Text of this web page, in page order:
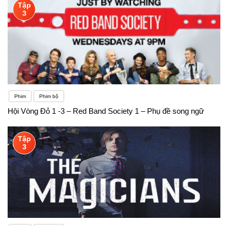
Tập
3
Phim Phim bộ
Hội Vòng Đỏ 1 -3 – Red Band Society 1 – Phụ đề song ngữ
Tập
3